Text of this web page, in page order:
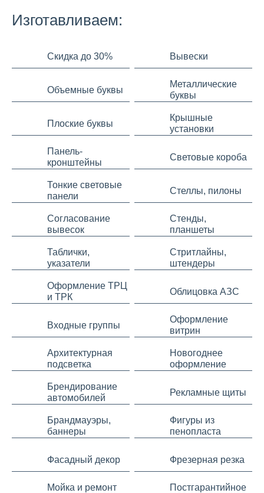
Изготавливаем:
Скидка до 30% Вывески
Объемные буквы
Металлические
буквы
Плоские буквы
Крышные
установки
Панель-
кронштейны
Световые короба
Тонкие световые
панели
Стеллы, пилоны
Согласование
вывесок
Стенды,
планшеты
Таблички,
указатели
Стритлайны,
штендеры
Оформление ТРЦ
и ТРК
Облицовка АЗС
Входные группы
Оформление
витрин
Архитектурная
подсветка
Новогоднее
оформление
Брендирование
автомобилей
Рекламные щиты
Брандмауэры,
баннеры
Фигуры из
пенопласта
Фасадный декор Фрезерная резка
Мойка и ремонт
Постгарантийное